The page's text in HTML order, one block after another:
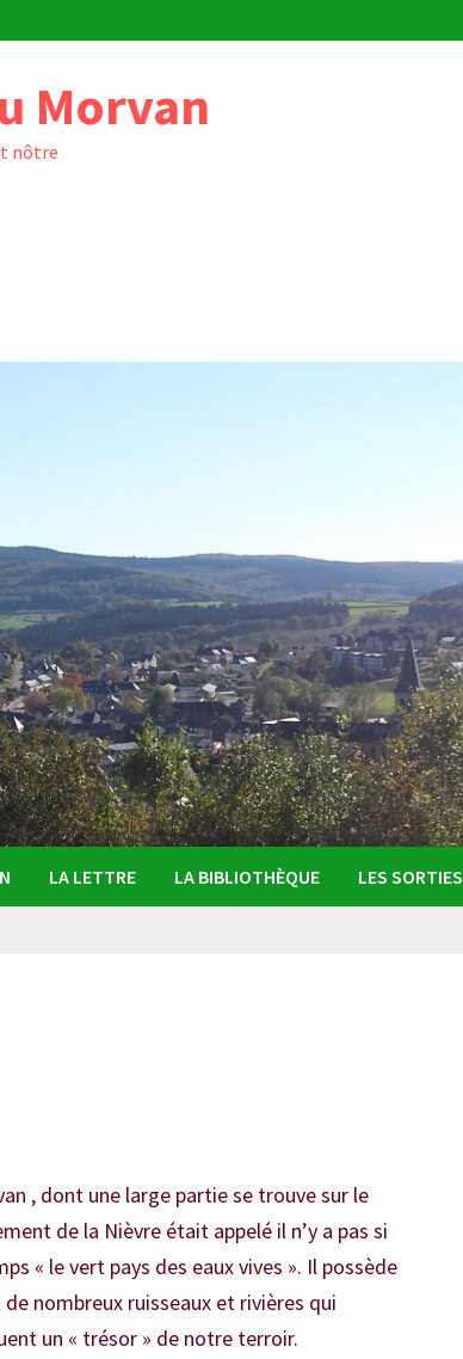
Morvan
nôtre
LA LETTRE LA BIBLIOTHÈQUE LES SORTIES
, dont une large partie se trouve sur le
de la Nièvre était appelé il n’y a pas si
« le vert pays des eaux vives ». Il possède
nombreux ruisseaux et rivières qui
un « trésor » de notre terroir.